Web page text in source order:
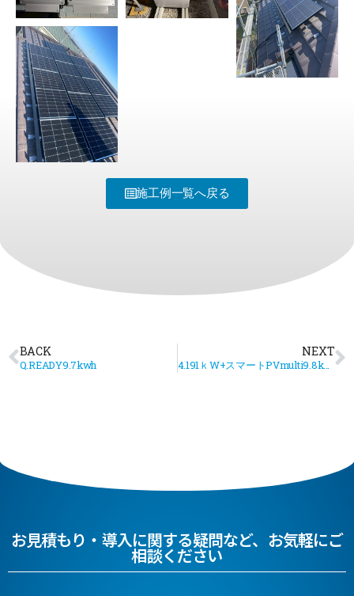
施工例一覧へ戻る
BACK
Q.READY9.7kwh
NEXT
4.191ｋW+スマートPVmulti9.8kwh
お見積もり・導入に関する疑問など、お気軽にご
相談ください